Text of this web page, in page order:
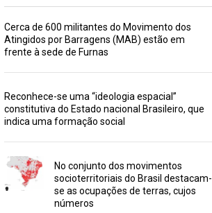
Cerca de 600 militantes do Movimento dos
Atingidos por Barragens (MAB) estão em
frente à sede de Furnas
Reconhece-se uma “ideologia espacial”
constitutiva do Estado nacional Brasileiro, que
indica uma formação social
No conjunto dos movimentos
socioterritoriais do Brasil destacam-
se as ocupações de terras, cujos
números